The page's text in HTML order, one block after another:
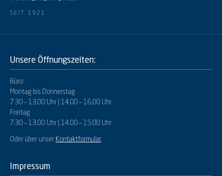
SEIT 1921
Unsere Öffnungszeiten:
Büro:
Montag bis Donnerstag
7.30 – 13.00 Uhr | 14.00 – 16.00 Uhr
Freitag
7.30 – 13.00 Uhr | 14.00 – 15.00 Uhr
Oder über unser Kontaktformular.
Impressum